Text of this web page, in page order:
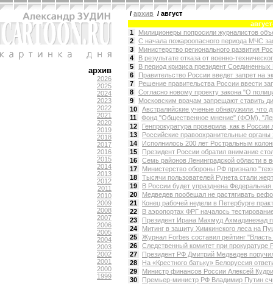
архив
2026
2025
2024
2023
2022
2021
2020
2019
2018
2017
2016
2015
2014
2013
2012
2011
2010
2009
2008
2007
2006
2005
2004
2003
2002
2001
2000
1999
/ архив / август
1
Милиционеры попросили журналистов
2
С начала пожароопасного периода МЧС
3
Министерство регионального развития
4
В результате отказа от военно-
5
В период кризиса президент
6
Правительство России введет запрет на
7
Решение правительства России ввести
8
Согласно новому проекту закона "О
9
Московским врачам запрещают ставить
10
Австралийские ученые обнаружили, что
11
Фонд "Общественное мнение" (ФОМ),
12
Генпрокуратура проверила, как в
13
Российские правоохранительные
14
Исполнилось 200 лет Ростральным
15
Президент России обратил внимание
16
Семь районов Ленинградской области в
17
Министерство обороны РФ признало
18
Тысячи пользователей Рунета стали
19
В России будет упразднена
20
Медведев пообещал не растягивать
21
Конец рабочей недели в Петербурге
22
В аэропортах ФРГ началось
23
Президент Ирана Махмуд Ахмадинежад
24
Митинг в защиту Химкинского леса на
25
Журнал Forbes составил рейтинг
26
Следственный комитет при прокуратуре
27
Президент РФ Дмитрий Медведев
28
На «Крестного батьку» Белоруссия
29
Министр финансов России Алексей
30
Премьер-министр РФ Владимир Путин